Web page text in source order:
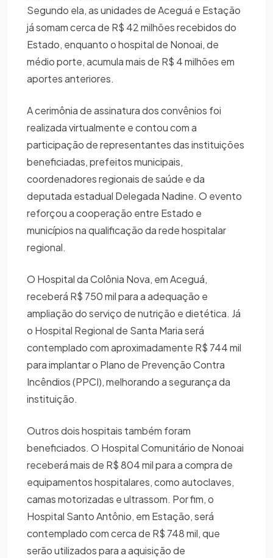
Segundo ela, as unidades de Aceguá e Estação
já somam cerca de R$ 42 milhões recebidos do
Estado, enquanto o hospital de Nonoai, de
médio porte, acumula mais de R$ 4 milhões em
aportes anteriores.
A cerimônia de assinatura dos convênios foi
realizada virtualmente e contou com a
participação de representantes das instituições
beneficiadas, prefeitos municipais,
coordenadores regionais de saúde e da
deputada estadual Delegada Nadine. O evento
reforçou a cooperação entre Estado e
municípios na qualificação da rede hospitalar
regional.
O Hospital da Colônia Nova, em Aceguá,
receberá R$ 750 mil para a adequação e
ampliação do serviço de nutrição e dietética. Já
o Hospital Regional de Santa Maria será
contemplado com aproximadamente R$ 744 mil
para implantar o Plano de Prevenção Contra
Incêndios (PPCI), melhorando a segurança da
instituição.
Outros dois hospitais também foram
beneficiados. O Hospital Comunitário de Nonoai
receberá mais de R$ 804 mil para a compra de
equipamentos hospitalares, como autoclaves,
camas motorizadas e ultrassom. Por fim, o
Hospital Santo Antônio, em Estação, será
contemplado com cerca de R$ 748 mil, que
serão utilizados para a aquisição de